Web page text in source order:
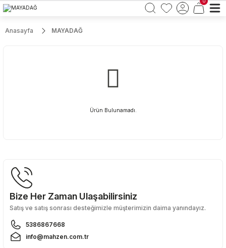
0
Anasayfa MAYADAĞ
Ürün Bulunamadı.
Bize Her Zaman Ulaşabilirsiniz
Satış ve satış sonrası desteğimizle müşterimizin daima yanındayız.
5386867668
info@mahzen.com.tr